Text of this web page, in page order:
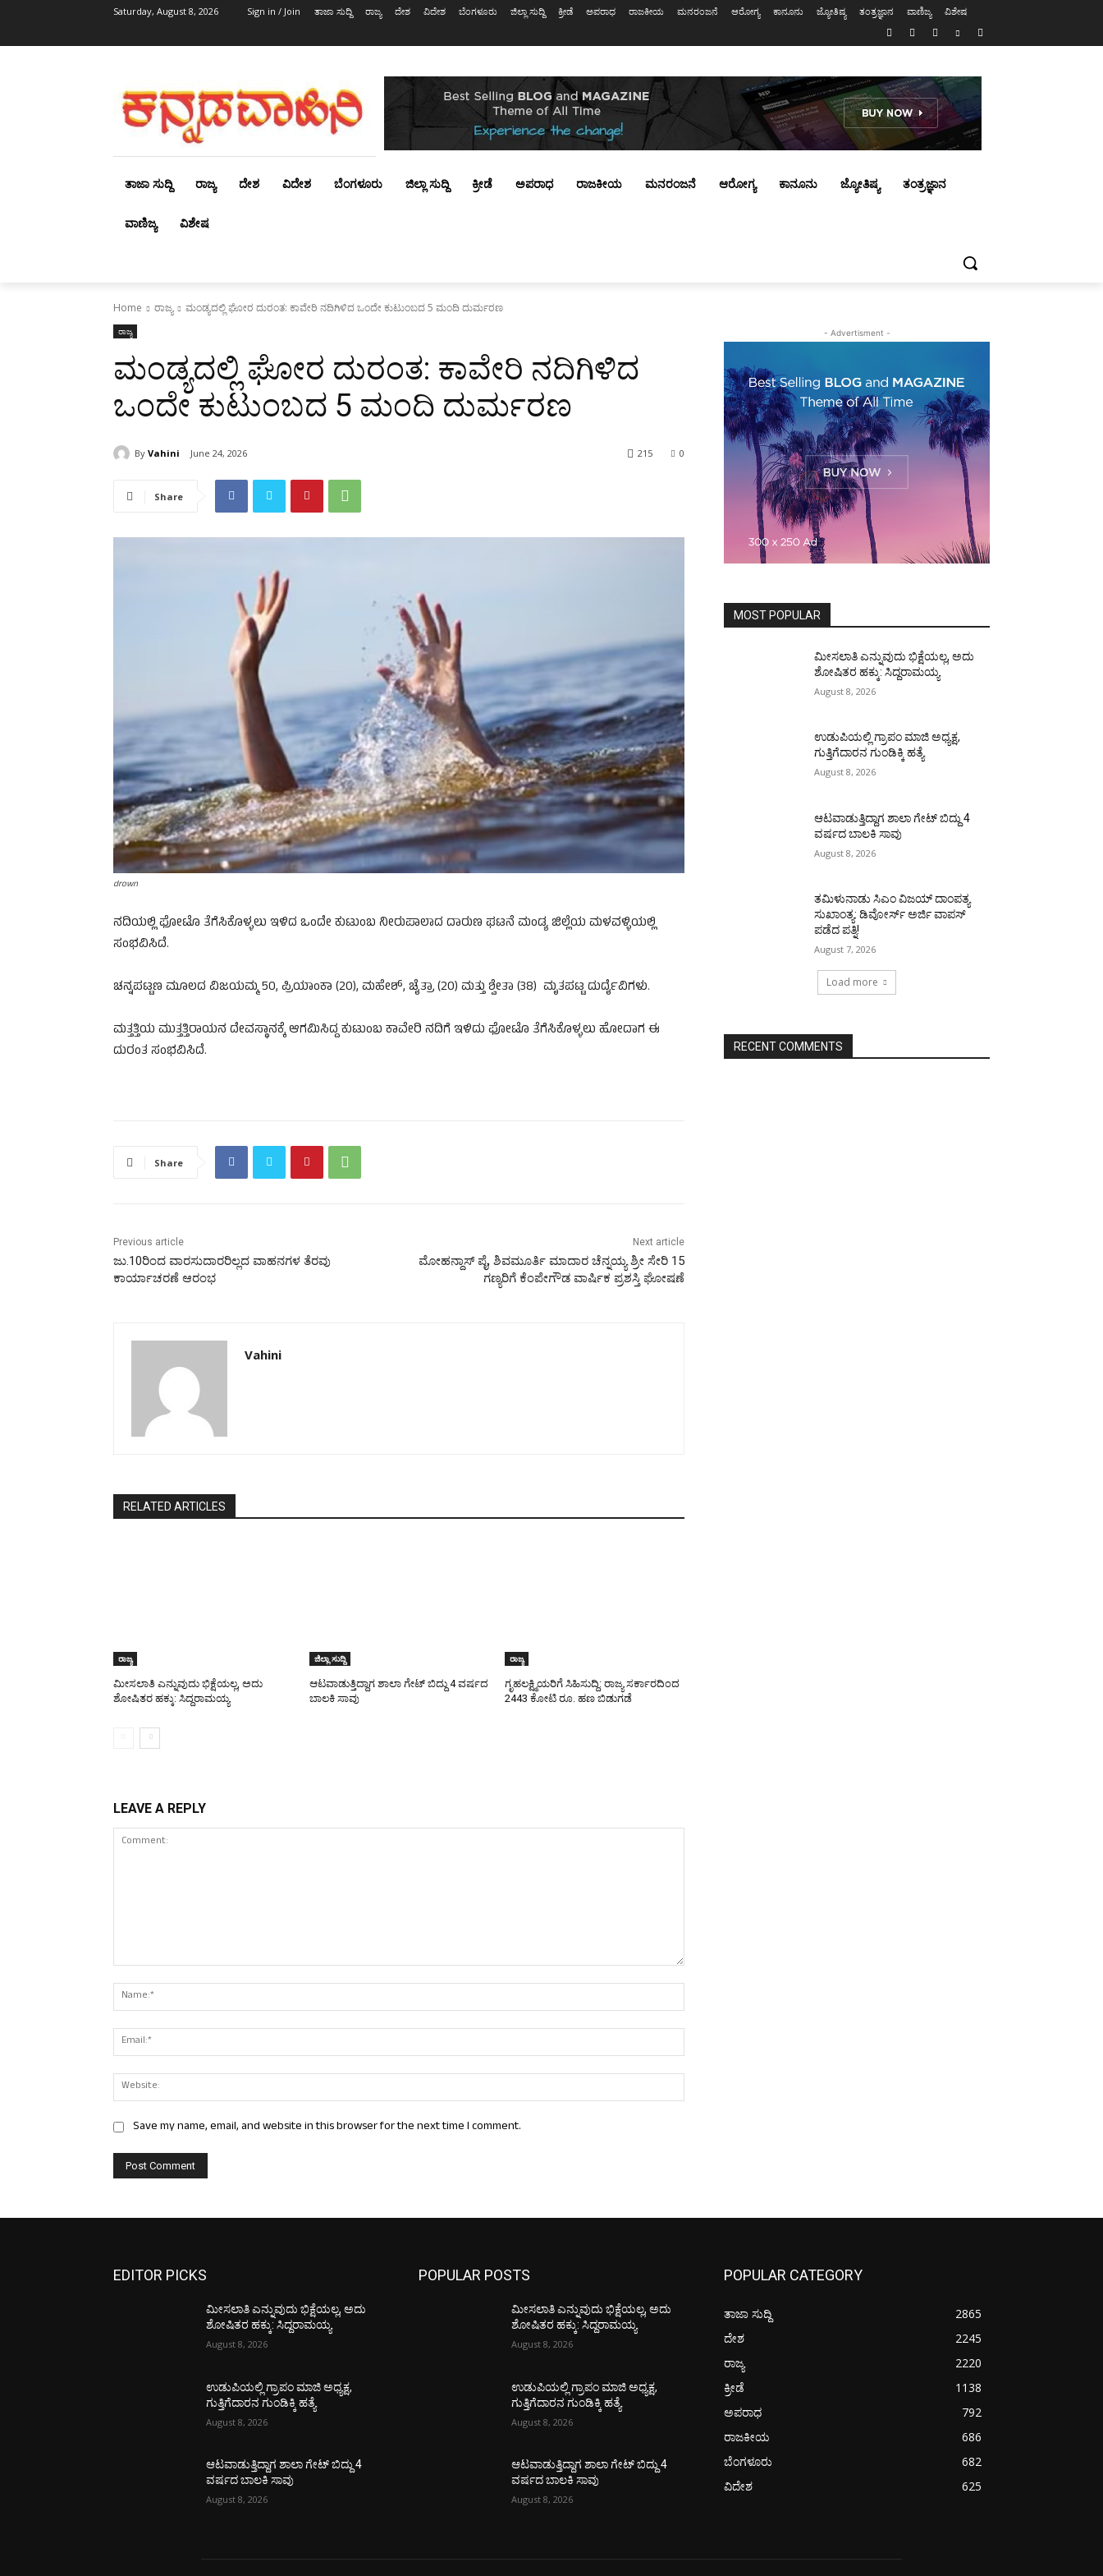
Saturday, August 8, 2026 Sign in / Join ತಾಜಾ ಸುದ್ದಿ ರಾಜ್ಯ ದೇಶ ವಿದೇಶ ಬೆಂಗಳೂರು ಜಿಲ್ಲಾ ಸುದ್ದಿ ಕ್ರೀಡೆ ಅಪರಾಧ ರಾಜಕೀಯ ಮನರಂಜನೆ ಆರೋಗ್ಯ ಕಾನೂನು ಜ್ಯೋತಿಷ್ಯ ತಂತ್ರಜ್ಞಾನ ವಾಣಿಜ್ಯ ವಿಶೇಷ
ತಾಜಾ ಸುದ್ದಿ ರಾಜ್ಯ ದೇಶ ವಿದೇಶ ಬೆಂಗಳೂರು ಜಿಲ್ಲಾ ಸುದ್ದಿ ಕ್ರೀಡೆ ಅಪರಾಧ ರಾಜಕೀಯ ಮನರಂಜನೆ ಆರೋಗ್ಯ ಕಾನೂನು ಜ್ಯೋತಿಷ್ಯ ತಂತ್ರಜ್ಞಾನ
ವಾಣಿಜ್ಯ ವಿಶೇಷ
Home ರಾಜ್ಯ ಮಂಡ್ಯದಲ್ಲಿ ಘೋರ ದುರಂತ: ಕಾವೇರಿ ನದಿಗಿಳಿದ ಒಂದೇ ಕುಟುಂಬದ 5 ಮಂದಿ ದುರ್ಮರಣ
ರಾಜ್ಯ
ಮಂಡ್ಯದಲ್ಲಿ ಘೋರ ದುರಂತ: ಕಾವೇರಿ ನದಿಗಿಳಿದ
ಒಂದೇ ಕುಟುಂಬದ 5 ಮಂದಿ ದುರ್ಮರಣ
By Vahini June 24, 2026 0
215
Share
drown
ನದಿಯಲ್ಲಿ ಫೋಟೊ ತೆಗೆಸಿಕೊಳ್ಳಲು ಇಳಿದ ಒಂದೇ ಕುಟುಂಬ ನೀರುಪಾಲಾದ ದಾರುಣ ಘಟನೆ ಮಂಡ್ಯ ಜಿಲ್ಲೆಯ ಮಳವಳ್ಳಿಯಲ್ಲಿ
ಸಂಭವಿಸಿದೆ.
ಚನ್ನಪಟ್ಟಣ ಮೂಲದ ವಿಜಯಮ್ಮ 50, ಪ್ರಿಯಾಂಕಾ (20), ಮಹೇಶ್, ಚೈತ್ರಾ (20) ಮತ್ತು ಶ್ವೇತಾ (38) ಮೃತಪಟ್ಟ ದುರ್ದೈವಿಗಳು.
ಮತ್ತತ್ತಿಯ ಮುತ್ತತ್ತಿರಾಯನ ದೇವಸ್ಥಾನಕ್ಕೆ ಆಗಮಿಸಿದ್ದ ಕುಟುಂಬ ಕಾವೇರಿ ನದಿಗೆ ಇಳಿದು ಫೋಟೊ ತೆಗೆಸಿಕೊಳ್ಳಲು ಹೋದಾಗ ಈ
ದುರಂತ ಸಂಭವಿಸಿದೆ.
Share
Previous article
ಜು.10ರಿಂದ ವಾರಸುದಾರರಿಲ್ಲದ ವಾಹನಗಳ ತೆರವು
ಕಾರ್ಯಾಚರಣೆ ಆರಂಭ
Next article
ಮೋಹನ್ದಾಸ್ ಪೈ, ಶಿವಮೂರ್ತಿ ಮಾದಾರ ಚೆನ್ನಯ್ಯ ಶ್ರೀ ಸೇರಿ 15
ಗಣ್ಯರಿಗೆ ಕೆಂಪೇಗೌಡ ವಾರ್ಷಿಕ ಪ್ರಶಸ್ತಿ ಘೋಷಣೆ
Vahini
RELATED ARTICLES
ರಾಜ್ಯ
ಮೀಸಲಾತಿ ಎನ್ನುವುದು ಭಿಕ್ಷೆಯಲ್ಲ, ಅದು
ಶೋಷಿತರ ಹಕ್ಕು: ಸಿದ್ದರಾಮಯ್ಯ
ಜಿಲ್ಲಾ ಸುದ್ದಿ
ಆಟವಾಡುತ್ತಿದ್ದಾಗ ಶಾಲಾ ಗೇಟ್‌ ಬಿದ್ದು 4 ವರ್ಷದ
ಬಾಲಕಿ ಸಾವು
ರಾಜ್ಯ
ಗೃಹಲಕ್ಷ್ಮಿಯರಿಗೆ ಸಿಹಿಸುದ್ದಿ: ರಾಜ್ಯ ಸರ್ಕಾರದಿಂದ
2443 ಕೋಟಿ ರೂ. ಹಣ ಬಿಡುಗಡೆ
LEAVE A REPLY
Save my name, email, and website in this browser for the next time I comment.
- Advertisment -
MOST POPULAR
ಮೀಸಲಾತಿ ಎನ್ನುವುದು ಭಿಕ್ಷೆಯಲ್ಲ, ಅದು
ಶೋಷಿತರ ಹಕ್ಕು: ಸಿದ್ದರಾಮಯ್ಯ
August 8, 2026
ಉಡುಪಿಯಲ್ಲಿ ಗ್ರಾಪಂ ಮಾಜಿ ಅಧ್ಯಕ್ಷ,
ಗುತ್ತಿಗೆದಾರನ ಗುಂಡಿಕ್ಕಿ ಹತ್ಯೆ
August 8, 2026
ಆಟವಾಡುತ್ತಿದ್ದಾಗ ಶಾಲಾ ಗೇಟ್‌ ಬಿದ್ದು 4
ವರ್ಷದ ಬಾಲಕಿ ಸಾವು
August 8, 2026
ತಮಿಳುನಾಡು ಸಿಎಂ ವಿಜಯ್‌ ದಾಂಪತ್ಯ
ಸುಖಾಂತ್ಯ: ಡಿವೋರ್ಸ್‌ ಅರ್ಜಿ ವಾಪಸ್‌
ಪಡೆದ ಪತ್ನಿ!
August 7, 2026
Load more
RECENT COMMENTS
EDITOR PICKS
ಮೀಸಲಾತಿ ಎನ್ನುವುದು ಭಿಕ್ಷೆಯಲ್ಲ, ಅದು
ಶೋಷಿತರ ಹಕ್ಕು: ಸಿದ್ದರಾಮಯ್ಯ
August 8, 2026
ಉಡುಪಿಯಲ್ಲಿ ಗ್ರಾಪಂ ಮಾಜಿ ಅಧ್ಯಕ್ಷ,
ಗುತ್ತಿಗೆದಾರನ ಗುಂಡಿಕ್ಕಿ ಹತ್ಯೆ
August 8, 2026
ಆಟವಾಡುತ್ತಿದ್ದಾಗ ಶಾಲಾ ಗೇಟ್‌ ಬಿದ್ದು 4
ವರ್ಷದ ಬಾಲಕಿ ಸಾವು
August 8, 2026
POPULAR POSTS
ಮೀಸಲಾತಿ ಎನ್ನುವುದು ಭಿಕ್ಷೆಯಲ್ಲ, ಅದು
ಶೋಷಿತರ ಹಕ್ಕು: ಸಿದ್ದರಾಮಯ್ಯ
August 8, 2026
ಉಡುಪಿಯಲ್ಲಿ ಗ್ರಾಪಂ ಮಾಜಿ ಅಧ್ಯಕ್ಷ,
ಗುತ್ತಿಗೆದಾರನ ಗುಂಡಿಕ್ಕಿ ಹತ್ಯೆ
August 8, 2026
ಆಟವಾಡುತ್ತಿದ್ದಾಗ ಶಾಲಾ ಗೇಟ್‌ ಬಿದ್ದು 4
ವರ್ಷದ ಬಾಲಕಿ ಸಾವು
August 8, 2026
POPULAR CATEGORY
ತಾಜಾ ಸುದ್ದಿ
2865
ದೇಶ
2245
ರಾಜ್ಯ
2220
ಕ್ರೀಡೆ
1138
ಅಪರಾಧ
792
ರಾಜಕೀಯ
686
ಬೆಂಗಳೂರು
682
ವಿದೇಶ
625